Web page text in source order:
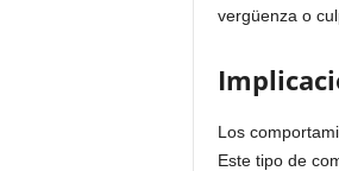
vergüenza o
Los
Este tipo de